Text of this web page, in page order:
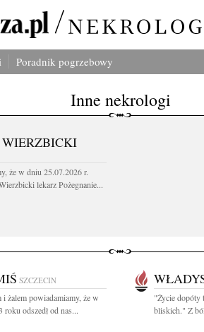
Poradnik pogrzebowy
Inne nekrologi
że w dniu 25.07.2026 r.
lekarz Pożegnanie...
SZCZECIN
żalem powiadamiamy, że w
odszedł od nas...
"Życie dopóty
bliskich." Z